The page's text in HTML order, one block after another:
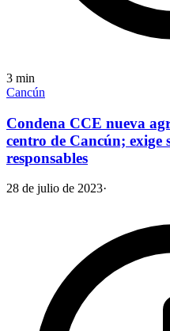
3 min
Cancún
Condena CCE nueva
centro de Cancún; exige
responsables
28 de julio de 2023·